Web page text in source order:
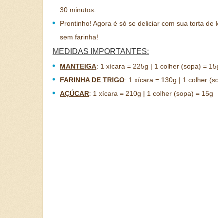
30 minutos.
Prontinho! Agora é só se deliciar com sua torta de
sem farinha!
MEDIDAS IMPORTANTES:
MANTEIGA: 1 xícara = 225g | 1 colher (sopa) =
FARINHA DE TRIGO: 1 xícara = 130g | 1 colher
AÇÚCAR: 1 xícara = 210g | 1 colher (sopa) = 15g